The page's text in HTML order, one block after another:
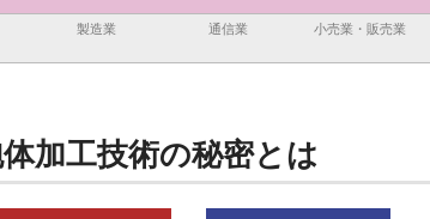
製造業 通信業 小売業・販売業
加工技術の秘密とは